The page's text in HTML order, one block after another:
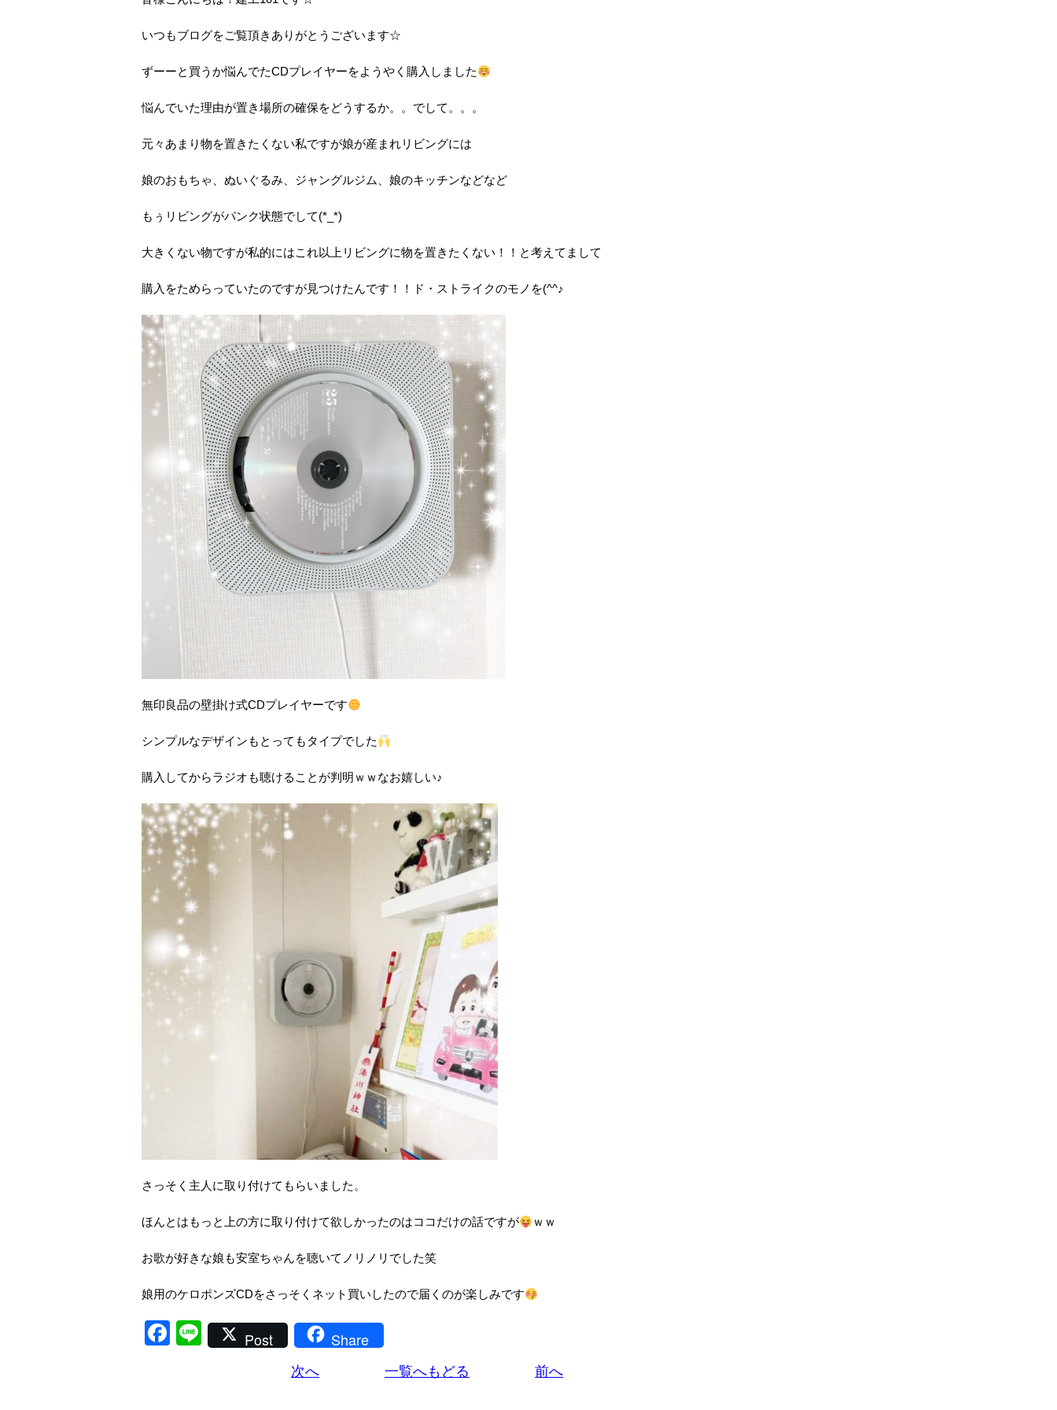
いつもブログをご覧頂きありがとうございます☆
ずーーと買うか悩んでたCDプレイヤーをようやく購入しました
悩んでいた理由が置き場所の確保をどうするか。。でして。。。
元々あまり物を置きたくない私ですが娘が産まれリビングには
娘のおもちゃ、ぬいぐるみ、ジャングルジム、娘のキッチンなどなど
もぅリビングがパンク状態でして(*_*)
大きくない物ですが私的にはこれ以上リビングに物を置きたくない！！と考えてまして
購入をためらっていたのですが見つけたんです！！ド・ストライクのモノを(^^♪
無印良品の壁掛け式CDプレイヤーです
シンプルなデザインもとってもタイプでした
購入してからラジオも聴けることが判明ｗｗなお嬉しい♪
さっそく主人に取り付けてもらいました。
ほんとはもっと上の方に取り付けて欲しかったのはココだけの話ですが ｗｗ
お歌が好きな娘も安室ちゃんを聴いてノリノリでした笑
娘用のケロポンズCDをさっそくネット買いしたので届くのが楽しみです
Facebook
LinePost Share
次へ 一覧へもどる 前へ